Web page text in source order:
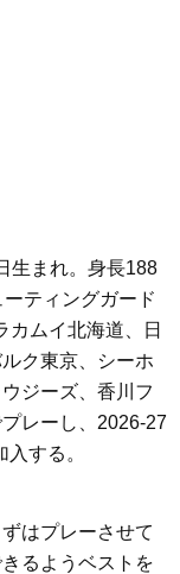
生まれ。身長188
ティングガード
カムイ北海道、日
ク東京、シーホ
ジーズ、香川フ
レーし、2026-27
する。
はプレーさせて
るようベストを